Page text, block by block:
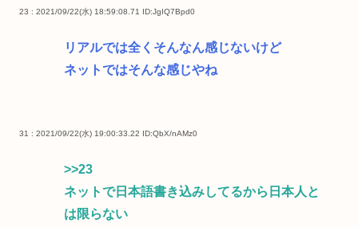
23 : 2021/09/22(水) 18:59:08.71 ID:JgIQ7Bpd0
リアルでは全くそんなん感じないけど
ネットではそんな感じやね
31 : 2021/09/22(水) 19:00:33.22 ID:QbX/nAMz0
>>23
ネットで日本語書き込みしてるから日本人と
は限らない